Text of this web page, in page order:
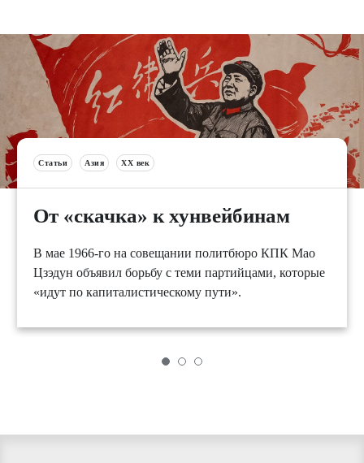
Статьи Азия XX век
От «скачка» к хунвейбинам
В мае 1966-го на совещании политбюро КПК Мао
Цзэдун объявил борьбу с теми партийцами, которые
«идут по капиталистическому пути».